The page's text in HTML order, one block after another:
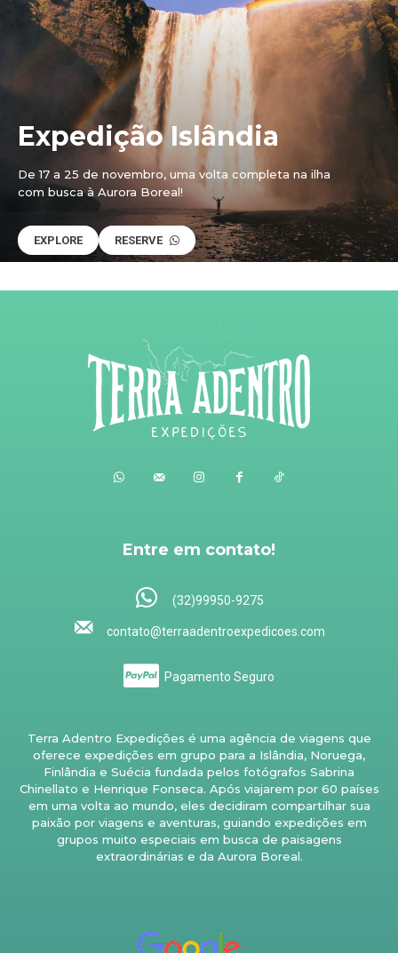
Expedição Islândia
De 17 a 25 de novembro, uma volta completa na ilha
com busca à Aurora Boreal!
EXPLORE RESERVE
Entre em contato!
(32)99950-9275
contato@terraadentroexpedicoes.com
Pagamento Seguro
Terra Adentro Expedições é uma agência de viagens que
oferece expedições em grupo para a Islândia, Noruega,
Finlândia e Suécia fundada pelos fotógrafos Sabrina
Chinellato e Henrique Fonseca. Após viajarem por 60 países
em uma volta ao mundo, eles decidiram compartilhar sua
paixão por viagens e aventuras, guiando expedições em
grupos muito especiais em busca de paisagens
extraordinárias e da Aurora Boreal.